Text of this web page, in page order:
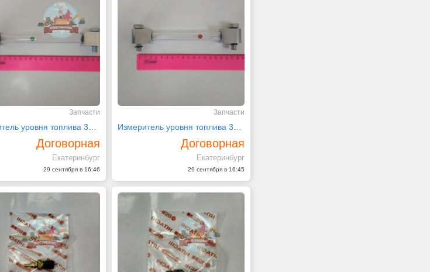
Запчасти
Договорная
Екатеринбург
29 сентября в 16:46
Запчасти
Договорная
Екатеринбург
29 сентября в 16:45